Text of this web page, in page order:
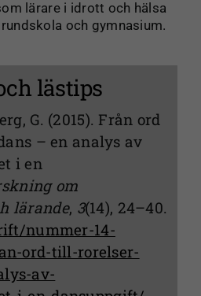
lärare i idrott och hälsa
och gymnasium.
lästips
G. (2015). Från ord
– en analys av
i en
om
lärande, 3(14), 24–40.
nummer-14-
ord-till-rorelser-
av-